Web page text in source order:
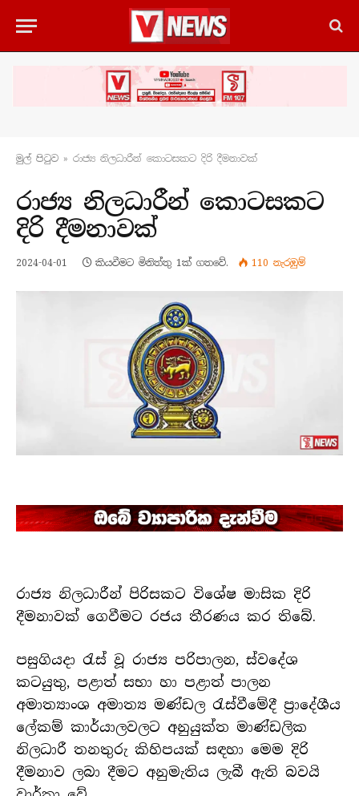
මුල් පිටු​ව » රාජ්‍ය නිලධාරීන් කොටසකට දිරි දීමනාවක්
රාජ්‍ය නිලධාරීන් කොටසකට
දිරි දීමනාවක්
2024-04-01 කියවීමට මිනිත්තු 1ක් ගතවේ. 110 නැරඹු​ම්
රාජ්‍ය නිලධාරීන් පිරිසකට විශේෂ මාසික දිරි
දීමනාවක් ගෙවීමට රජය තීරණය කර තිබේ.
පසුගියදා රැස් වූ රාජ්‍ය පරිපාලන, ස්වදේශ
කටයුතු, පළාත් සභා හා පළාත් පාලන
අමාත්‍යාංශ අමාත්‍ය මණ්ඩල රැස්වීමේදී ප්‍රාදේශීය
ලේකම් කාර්යාලවලට අනුයුක්ත මාණ්ඩලික
නිලධාරී තනතුරු කිහිපයක් සඳහා මෙම දිරි
දීමනාව ලබා දීමට අනුමැතිය ලැබී ඇති බවයි